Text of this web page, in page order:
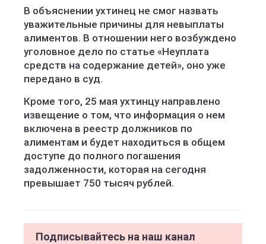
В объяснении ухтинец не смог назвать
уважительные причины для невыплаты
алиментов. В отношении него возбуждено
уголовное дело по статье «Неуплата
средств на содержание детей», оно уже
передано в суд.
Кроме того, 25 мая ухтинцу направлено
извещение о том, что информация о нем
включена в реестр должников по
алиментам и будет находиться в общем
доступе до полного погашения
задолженности, которая на сегодня
превышает 750 тысяч рублей.
Подписывайтесь на наш канал